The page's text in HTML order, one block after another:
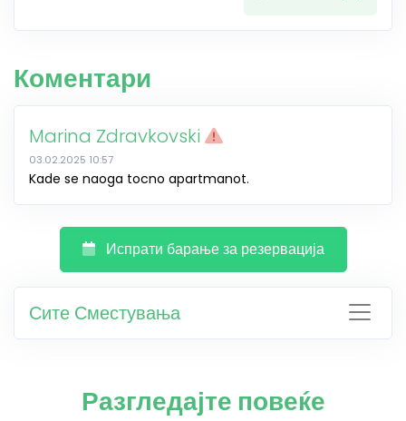
Коментари
Marina Zdravkovski
03.02.2025 10:57
Kade se naoga tocno apartmanot.
Испрати барање за резервација
Сите Сместувања
Разгледајте повеќе